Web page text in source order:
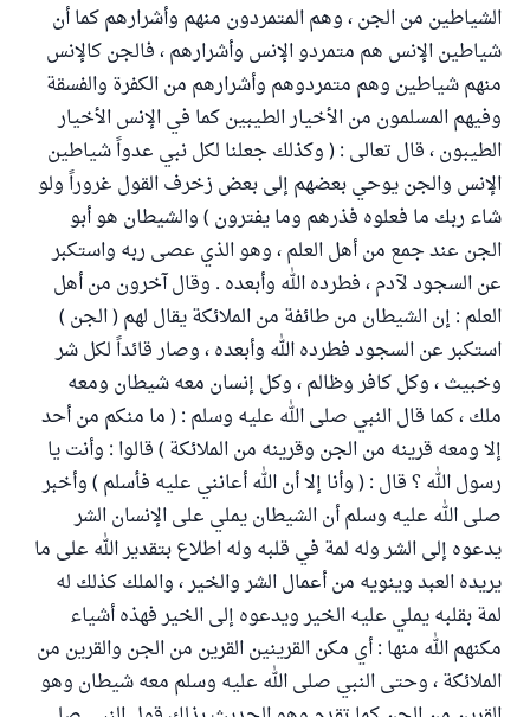
الشياطين من الجن ، وهم المتمردون منهم وأشرارهم كما أن
شياطين الإنس هم متمردو الإنس وأشرارهم ، فالجن كالإنس
منهم شياطين وهم متمردوهم وأشرارهم من الكفرة والفسقة
وفيهم المسلمون من الأخيار الطيبين كما في الإنس الأخيار
الطيبون ، قال تعالى : ( وكذلك جعلنا لكل نبي عدواً شياطين
الإنس والجن يوحي بعضهم إلى بعض زخرف القول غروراً ولو
شاء ربك ما فعلوه فذرهم وما يفترون ) والشيطان هو أبو
الجن عند جمع من أهل العلم ، وهو الذي عصى ربه واستكبر
عن السجود لآدم ، فطرده الله وأبعده . وقال آخرون من أهل
العلم : إن الشيطان من طائفة من الملائكة يقال لهم ( الجن )
استكبر عن السجود فطرده الله وأبعده ، وصار قائداً لكل شر
وخبيث ، وكل كافر وظالم ، وكل إنسان معه شيطان ومعه
ملك ، كما قال النبي صلى الله عليه وسلم : ( ما منكم من أحد
إلا ومعه قرينه من الجن وقرينه من الملائكة ) قالوا : وأنت يا
رسول الله ؟ قال : ( وأنا إلا أن الله أعانني عليه فأسلم ) وأخبر
صلى الله عليه وسلم أن الشيطان يملي على الإنسان الشر
يدعوه إلى الشر وله لمة في قلبه وله اطلاع بتقدير الله على ما
يريده العبد وينويه من أعمال الشر والخير ، والملك كذلك له
لمة بقلبه يملي عليه الخير ويدعوه إلى الخير فهذه أشياء
مكنهم الله منها : أي مكن القرينين القرين من الجن والقرين من
الملائكة ، وحتى النبي صلى الله عليه وسلم معه شيطان وهو